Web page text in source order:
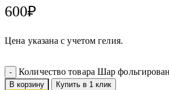
600₽
Цена указана с учетом гелия.
Количество товара Шар
В корзину Купить в 1 клик